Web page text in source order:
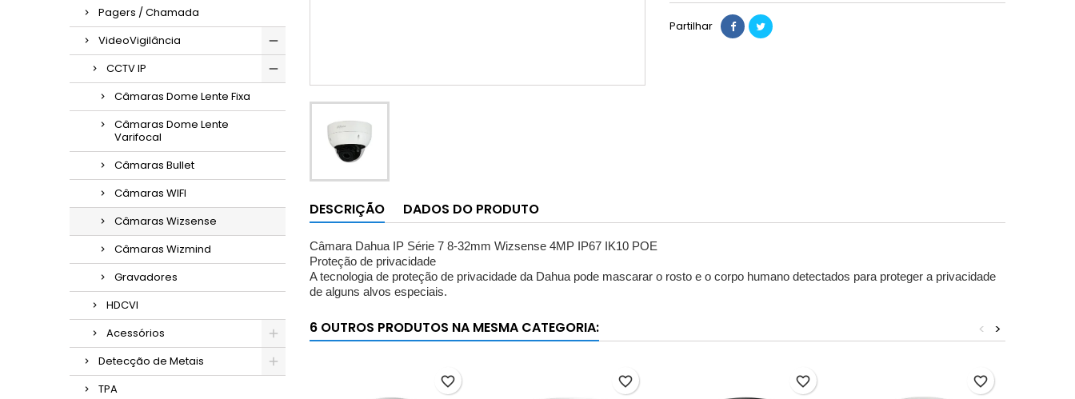
Pagers / Chamada
VideoVigilância
CCTV IP
Câmaras Dome Lente Fixa
Câmaras Dome Lente
Varifocal
Câmaras Bullet
Câmaras WIFI
Câmaras Wizsense
Câmaras Wizmind
Gravadores
HDCVI
Acessórios
Detecção de Metais
TPA
Partilhar
DESCRIÇÃO DADOS DO PRODUTO
Câmara Dahua IP Série 7 8-32mm Wizsense 4MP IP67 IK10 POE
Proteção de privacidade
A tecnologia de proteção de privacidade da Dahua pode mascarar o rosto e o corpo humano detectados para proteger a privacidade
de alguns alvos especiais.
6 OUTROS PRODUTOS NA MESMA CATEGORIA: >
<
favorite_border favorite_border favorite_border favorite_border